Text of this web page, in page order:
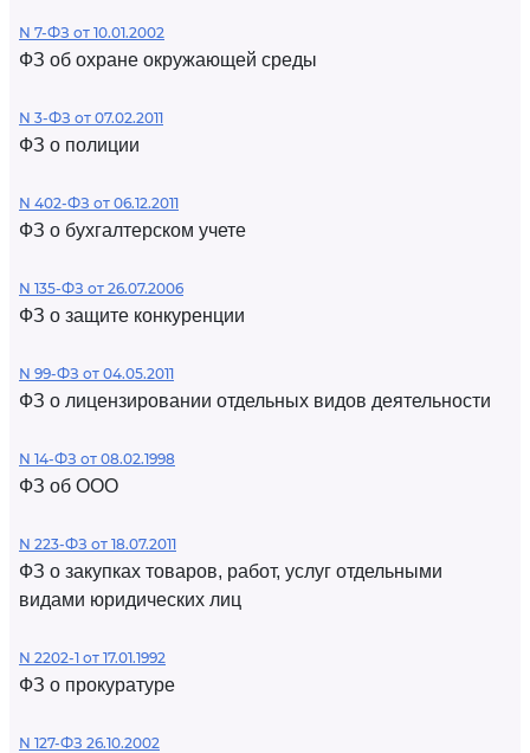
N 7-ФЗ от 10.01.2002
ФЗ об охране окружающей среды
N 3-ФЗ от 07.02.2011
ФЗ о полиции
N 402-ФЗ от 06.12.2011
ФЗ о бухгалтерском учете
N 135-ФЗ от 26.07.2006
ФЗ о защите конкуренции
N 99-ФЗ от 04.05.2011
ФЗ о лицензировании отдельных видов деятельности
N 14-ФЗ от 08.02.1998
ФЗ об ООО
N 223-ФЗ от 18.07.2011
ФЗ о закупках товаров, работ, услуг отдельными
видами юридических лиц
N 2202-1 от 17.01.1992
ФЗ о прокуратуре
N 127-ФЗ 26.10.2002